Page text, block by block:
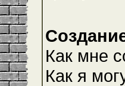
Как мне
Как я